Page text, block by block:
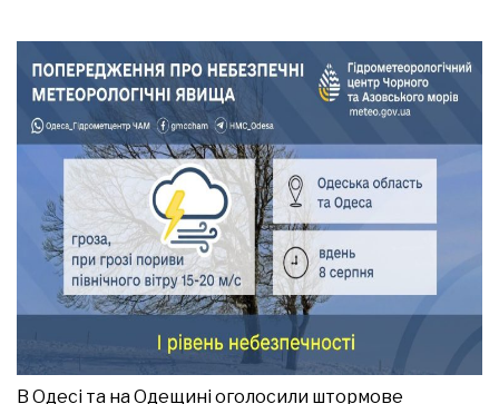
В Одесі та на Одещині оголосили штормове